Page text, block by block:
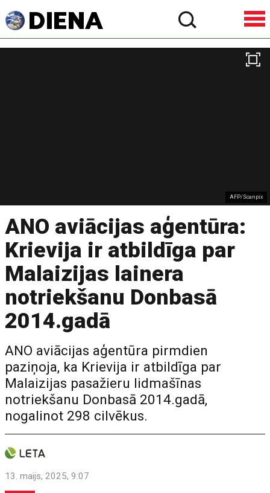
AFP/Scanpix
ANO aviācijas aģentūra:
Krievija ir atbildīga par
Malaizijas lainera
notriekšanu Donbasā
2014.gadā
ANO aviācijas aģentūra pirmdien
paziņoja, ka Krievija ir atbildīga par
Malaizijas pasažieru lidmašīnas
notriekšanu Donbasā 2014.gadā,
nogalinot 298 cilvēkus.
13. maijs, 2025, 9:07